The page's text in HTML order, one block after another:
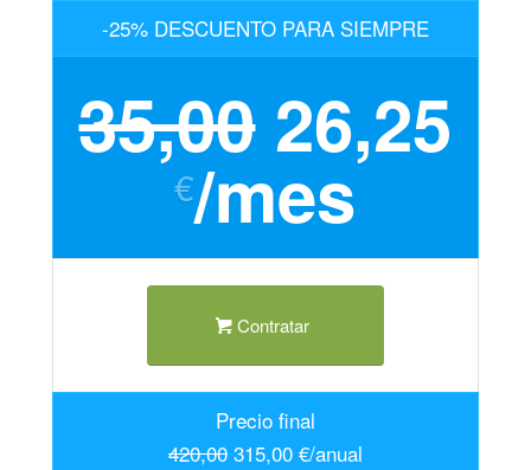
-25% DESCUENTO PARA SIEMPRE
35,0026,25
€/mes
Contratar
Precio final
420,00315,00 €/anual